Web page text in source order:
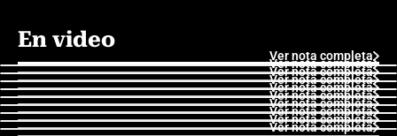
En video
Ver nota completa
Ver nota completa
Ver nota completa
Ver nota completa
Ver nota completa
Ver nota completa
Ver nota completa
Ver nota completa
Ver nota completa
Ver nota completa